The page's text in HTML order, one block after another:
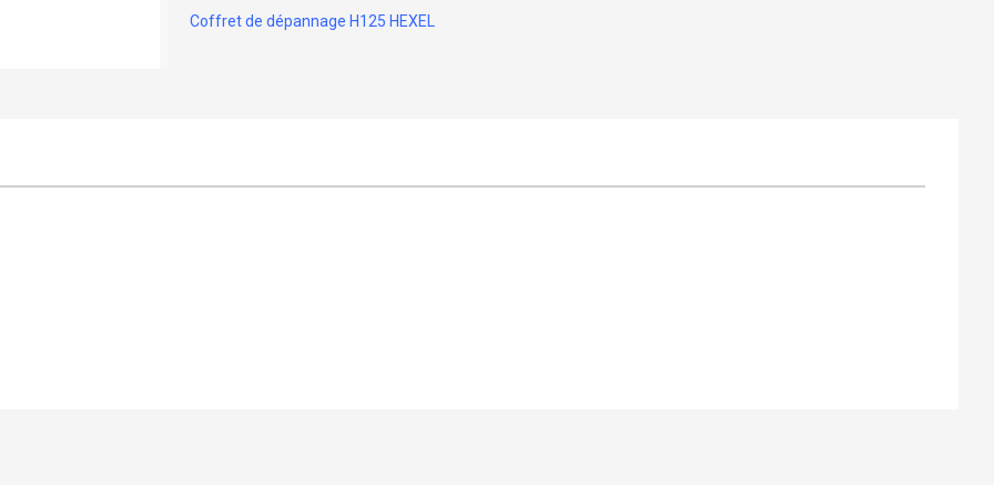
Coffret de dépannage H125 HEXEL